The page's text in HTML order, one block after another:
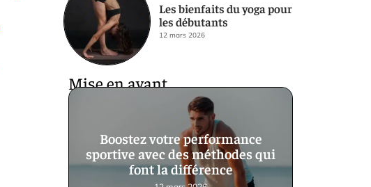
Les bienfaits du yoga pour
les débutants
12 mars 2026
Mise en avant
Boostez votre performance
sportive avec des méthodes qui
font la différence